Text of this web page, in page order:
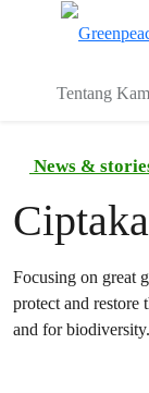
Tentang
News &
Focusing on great
protect and restore
and for biodiversity.